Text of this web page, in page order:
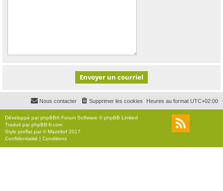
Heures au format UTC+02:00
Supprimer les cookies
Nous contacter
Développé parphpBB® Forum Software © phpBB Limited
Traduit parphpBB-fr.com
Style proflat par ©Mazeltof 2017
Confidentialité | Conditions